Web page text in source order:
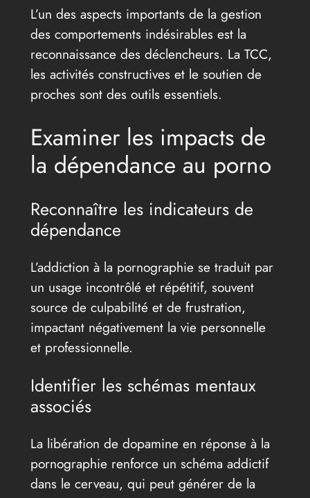
L’un des aspects importants de la gestion
des comportements indésirables est la
reconnaissance des déclencheurs. La TCC,
les activités constructives et le soutien de
proches sont des outils essentiels.
Examiner les impacts de
la dépendance au porno
Reconnaître les indicateurs de
dépendance
L’addiction à la pornographie se traduit par
un usage incontrôlé et répétitif, souvent
source de culpabilité et de frustration,
impactant négativement la vie personnelle
et professionnelle.
Identifier les schémas mentaux
associés
La libération de dopamine en réponse à la
pornographie renforce un schéma addictif
dans le cerveau, qui peut générer de la